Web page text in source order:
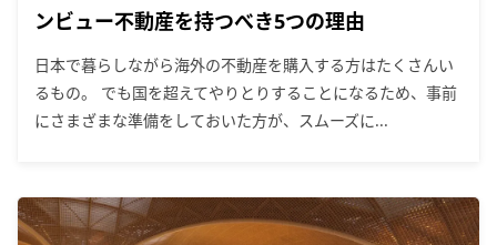
ンビュー不動産を持つべき5つの理由
日本で暮らしながら海外の不動産を購入する方はたくさんい
るもの。 でも国を超えてやりとりすることになるため、事前
にさまざまな準備をしておいた方が、スムーズに...